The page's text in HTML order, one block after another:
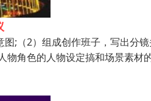
;（2）组成创作班子，写出分
角色的人物设定搞和场景素材